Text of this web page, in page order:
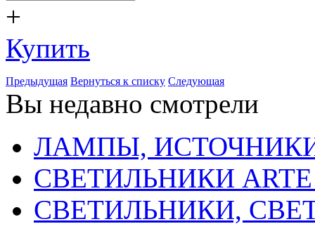
+
Купить
Предыдущая Вернуться к списку Следующая
Вы недавно смотрели
ЛАМПЫ,
СВЕТИЛЬНИКИ ARTE
СВЕТИЛЬНИКИ,